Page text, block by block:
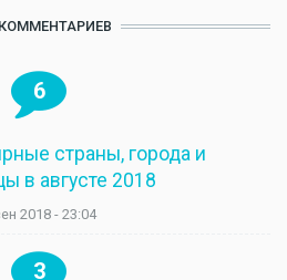
6
страны, города и
в августе 2018
2018 - 23:04
3